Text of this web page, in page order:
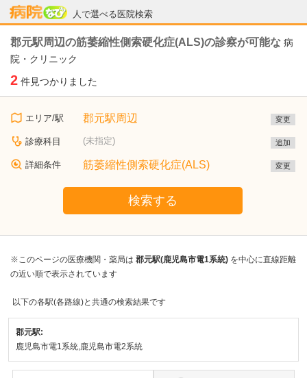
人で選べる医院検索
病院なび
郡元駅周辺の筋萎縮性側索硬化症(ALS)の診察が可能な 病
院・クリニック
2 件見つかりました
エリア/駅 郡元駅周辺 変更
診療科目 (未指定) 追加
詳細条件 筋萎縮性側索硬化症(ALS) 変更
検索する
※このページの医療機関・薬局は 郡元駅(鹿児島市電1系統) を中心に直線距離
の近い順で表示されています
以下の各駅(各路線)と共通の検索結果です
郡元駅:
鹿児島市電1系統,鹿児島市電2系統